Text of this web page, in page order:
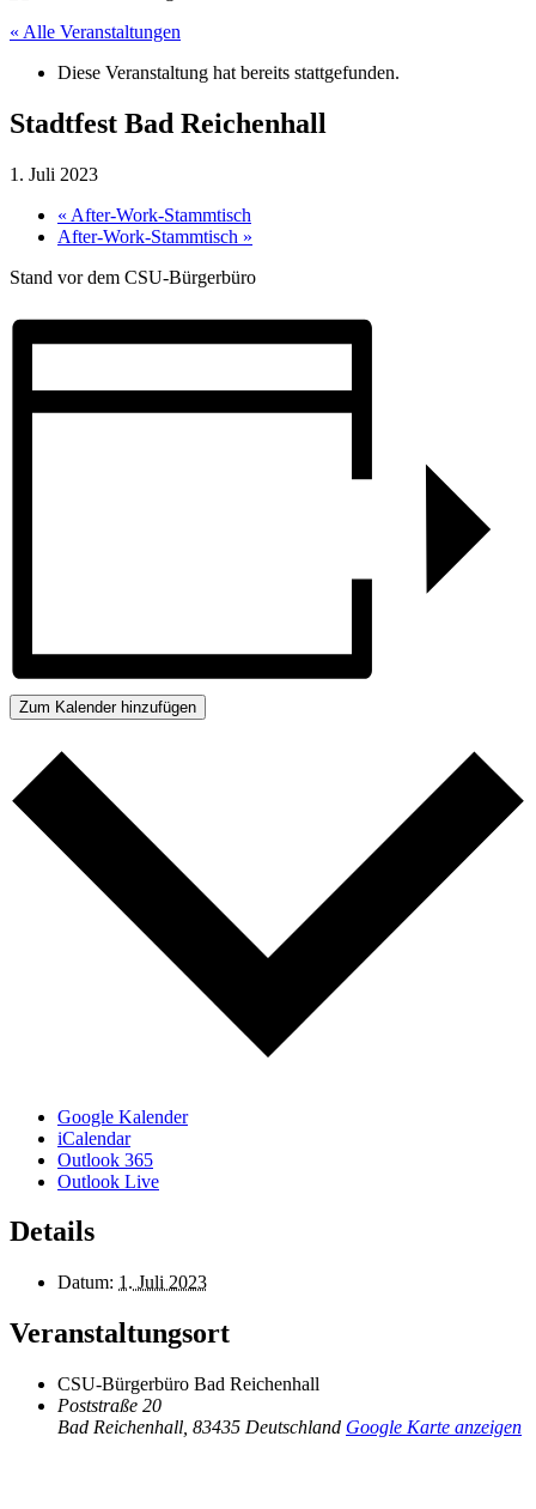
« Alle Veranstaltungen
Diese Veranstaltung hat bereits stattgefunden.
Stadtfest Bad Reichenhall
1. Juli 2023
« After-Work-Stammtisch
After-Work-Stammtisch »
Stand vor dem CSU-Bürgerbüro
Zum Kalender hinzufügen
Google Kalender
iCalendar
Outlook 365
Outlook Live
Details
Datum: 1. Juli 2023
Veranstaltungsort
CSU-Bürgerbüro Bad Reichenhall
Poststraße 20
Bad Reichenhall 83435 Deutschland Google Karte anzeigen